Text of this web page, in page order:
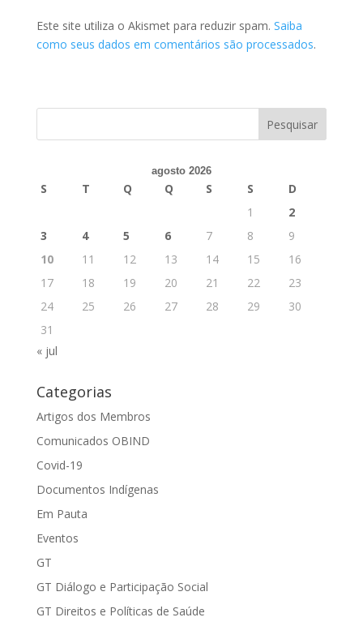
Este site utiliza o Akismet para reduzir spam. Saiba
como seus dados em comentários são processados.
agosto 2026
S T Q Q S S
D
1
2
3
4 5 6 7 8
9
10
11 12 13 14 15
16
17
18 19 20 21 22
23
24
25 26 27 28 29
30
31
« jul
Categorias
Artigos dos Membros
Comunicados OBIND
Covid-19
Documentos Indígenas
Em Pauta
Eventos
GT
GT Diálogo e Participação Social
GT Direitos e Políticas de Saúde